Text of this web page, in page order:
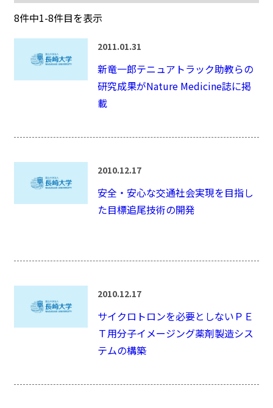
8件中1-8件目を表示
2011.01.31
新竜一郎テニュアトラック助教らの
研究成果がNature Medicine誌に掲
載
2010.12.17
安全・安心な交通社会実現を目指し
た目標追尾技術の開発
2010.12.17
サイクロトロンを必要としないＰＥ
Ｔ用分子イメージング薬剤製造シス
テムの構築